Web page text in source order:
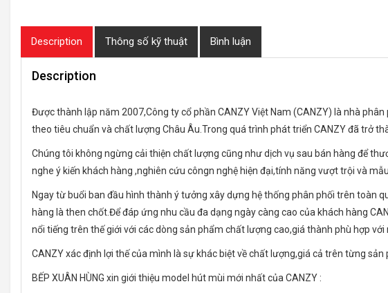
Description Thông số kỹ thuật Bình luận
Description
Được thành lập năm 2007,Công ty cổ phần CANZY Việt Nam (CANZY) là nhà
theo tiêu chuẩn và chất lượng Châu Âu.Trong quá trình phát triển CANZY đã trở
Chúng tôi không ngừng cải thiện chất lượng cũng như dịch vụ sau bán hàng để
nghe ý kiến khách hàng ,nghiên cứu côngn nghệ hiện đại,tính năng vượt trội và
Ngay từ buổi ban đầu hình thành ý tưởng xây dựng hệ thống phân phối trên toàn
hàng là then chốt.Để đáp ứng nhu cầu đa dạng ngày càng cao của khách hàng
nổi tiếng trên thế giới với các dòng sản phẩm chất lượng cao,giá thành phù hợp với
CANZY xác định lợi thế của mình là sự khác biệt về chất lượng,giá cả trên từng
BẾP XUÂN HÙNG xin giới thiệu model hút mùi mới nhất của CANZY :